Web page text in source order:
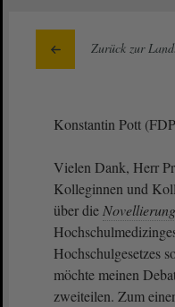
Zurück zur
Konstantin Pott
Vielen Dank, Herr
Kolleginnen und
über die Novellierung
Hochschulgesetzes
möchte meinen
zweiteilen. Zum